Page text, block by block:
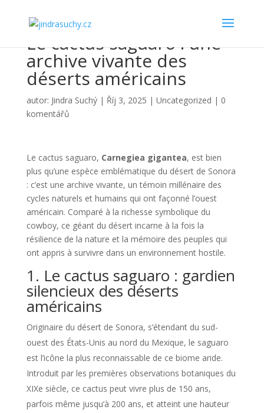
Le cactus saguaro : une
archive vivante des
déserts américains
autor: Jindra Suchý| Říj 3, 2025 | Uncategorized | 0
komentářů
Le cactus saguaro, Carnegiea gigantea, est bien
plus qu’une espèce emblématique du désert de Sonora
: c’est une archive vivante, un témoin millénaire des
cycles naturels et humains qui ont façonné l’ouest
américain. Comparé à la richesse symbolique du
cowboy, ce géant du désert incarne à la fois la
résilience de la nature et la mémoire des peuples qui
ont appris à survivre dans un environnement hostile.
1. Le cactus saguaro : gardien
silencieux des déserts
américains
Originaire du désert de Sonora, s’étendant du sud-
ouest des États-Unis au nord du Mexique, le saguaro
est l’icône la plus reconnaissable de ce biome aride.
Introduit par les premières observations botaniques du
XIXe siècle, ce cactus peut vivre plus de 150 ans,
parfois même jusqu’à 200 ans, et atteint une hauteur